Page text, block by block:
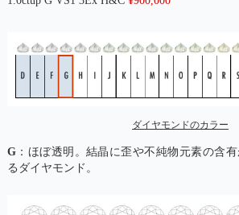
ダイヤモンドのカラー
G：ほぼ透明。結晶に歪や不純物元素の含
るダイヤモンド。